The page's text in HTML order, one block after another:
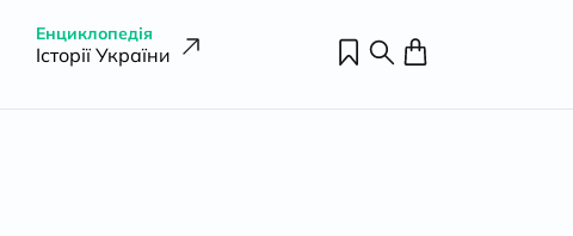
Енциклопедія
Історії України